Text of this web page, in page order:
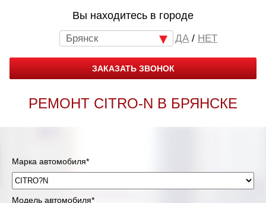
Вы находитесь в городе
Брянск / НЕТ
ЗАКАЗАТЬ ЗВОНОК
РЕМОНТ CITRO-N В БРЯНСКЕ
Марка автомобиля*
Модель автомобиля*